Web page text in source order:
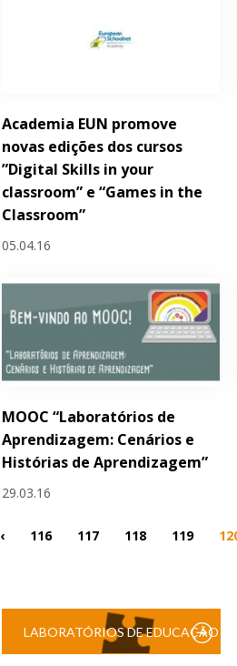
Academia EUN promove
novas edições dos cursos
”Digital Skills in your
classroom” e “Games in the
Classroom”
05.04.16
MOOC “Laboratórios de
Aprendizagem: Cenários e
Histórias de Aprendizagem”
29.03.16
‹ 116 117 118 119
LABORATÓRIOS DE EDUCAÇÃO